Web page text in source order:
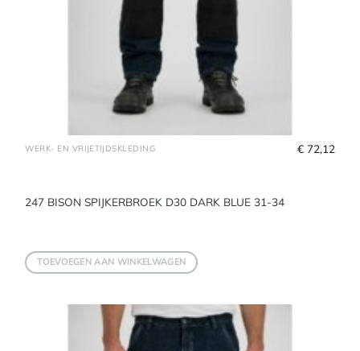
WERK- EN VRIJETIJDSKLEDING
247 BISON SPIJKERBROEK D30 DARK BLUE 31-34
€ 72,12
TOEVOEGEN AAN WINKELWAGEN